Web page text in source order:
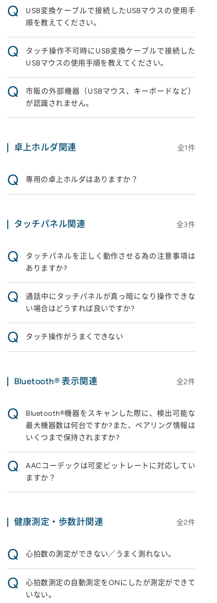
Q
USB変換ケーブルで接続したUSBマウスの使用手
順を教えてください。
Q
タッチ操作不可時にUSB変換ケーブルで接続した
USBマウスの使用手順を教えてください。
Q
市販の外部機器（USBマウス、キーボードなど）
が認識されません。
卓上ホルダ関連 全1件
Q 専用の卓上ホルダはありますか？
タッチパネル関連 全3件
Q
タッチパネルを正しく動作させる為の注意事項は
ありますか?
Q
通話中にタッチパネルが真っ暗になり操作できな
い場合はどうすれば良いですか?
Q タッチ操作がうまくできない
Bluetooth® 表示関連 全2件
Q
Bluetooth®機器をスキャンした際に、検出可能な
最大機器数は何台ですか?また、ペアリング情報は
いくつまで保持されますか?
Q
AACコーデックは可変ビットレートに対応してい
ますか？
健康測定・歩数計関連 全2件
Q 心拍数の測定ができない／うまく測れない。
Q
心拍数測定の自動測定をONにしたが測定ができて
いない。